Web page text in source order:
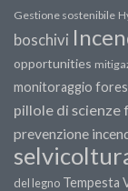
Gestione sostenibile
boschivi
opportunities
monitoraggio
pillole di scienze
prevenzione
del legno Tempesta